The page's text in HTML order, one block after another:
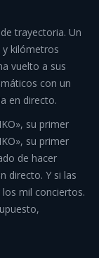
trayectoria. Un
kilómetros
vuelto a sus
con un
en directo.
su primer
su primer
de hacer
directo. Y si las
mil conciertos.